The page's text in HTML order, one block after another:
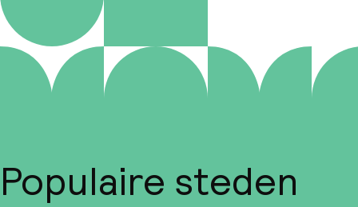
Populaire steden